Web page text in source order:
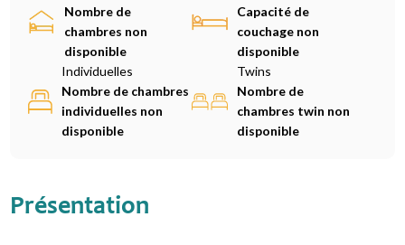
Nombre de
chambres non
disponible
Capacité de
couchage non
disponible
Individuelles
Nombre de chambres
individuelles non
disponible
Twins
Nombre de
chambres twin non
disponible
Présentation